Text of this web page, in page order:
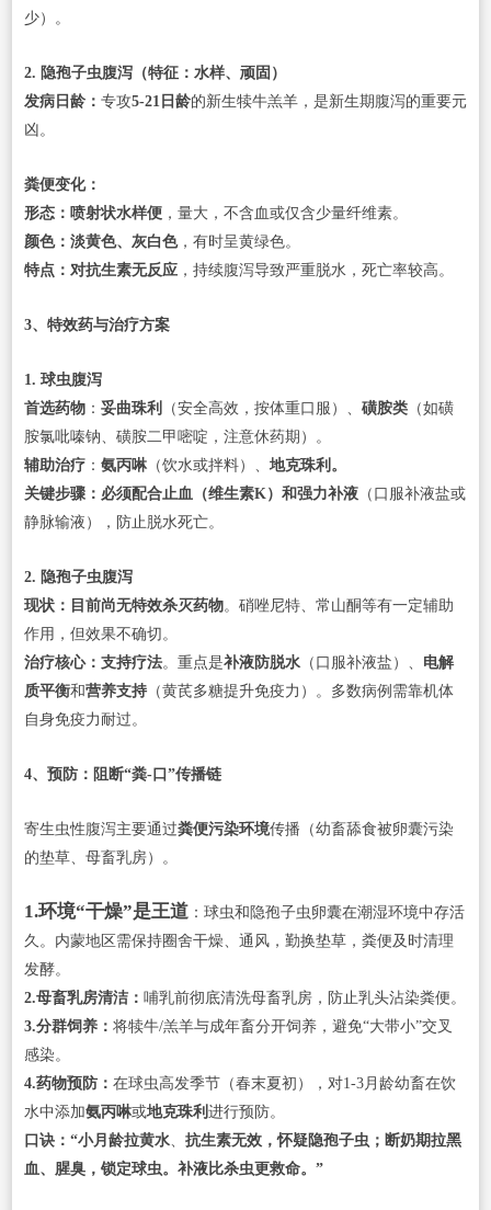
少）。
2. 隐孢子虫腹泻（特征：水样、顽固）
发病日龄： 专攻5-21日龄的新生犊牛羔羊，是新生期腹泻的重要元
凶。
粪便变化：
形态：喷射状水样便，量大，不含血或仅含少量纤维素。
颜色：淡黄色、灰白色，有时呈黄绿色。
特点：对抗生素无反应，持续腹泻导致严重脱水，死亡率较高。
3、特效药与治疗方案
1. 球虫腹泻
首选药物： 妥曲珠利 （安全高效，按体重口服）、 磺胺类（如磺
胺氯吡嗪钠、磺胺二甲嘧啶，注意休药期）。
辅助治疗： 氨丙啉（饮水或拌料）、 地克珠利。
关键步骤：必须配合止血（维生素K）和强力补液（口服补液盐或
静脉输液），防止脱水死亡。
2. 隐孢子虫腹泻
现状：目前尚无特效杀灭药物。硝唑尼特、常山酮等有一定辅助
作用，但效果不确切。
治疗核心：支持疗法。重点是补液防脱水（口服补液盐）、 电解
质平衡和营养支持（黄芪多糖提升免疫力）。多数病例需靠机体
自身免疫力耐过。
4、预防：阻断“粪-口”传播链
寄生虫性腹泻主要通过粪便污染环境传播（幼畜舔食被卵囊污染
的垫草、母畜乳房）。
1.环境“干燥”是王道：球虫和隐孢子虫卵囊在潮湿环境中存活
久。内蒙地区需保持圈舍干燥、通风，勤换垫草，粪便及时清理
发酵。
2.母畜乳房清洁： 哺乳前彻底清洗母畜乳房，防止乳头沾染粪便。
3.分群饲养： 将犊牛/羔羊与成年畜分开饲养，避免“大带小”交叉
感染。
4.药物预防： 在球虫高发季节（春末夏初），对1-3月龄幼畜在饮
水中添加氨丙啉或地克珠利 进行预防。
口诀：“小月龄拉黄水、 抗生素无效，怀疑隐孢子虫；断奶期拉黑
血、腥臭，锁定球虫。补液比杀虫更救命。”